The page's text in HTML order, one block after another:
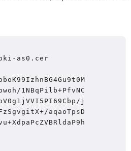
as0.cer
1NBqPilb+PfvNC
j
aqaoTpsD